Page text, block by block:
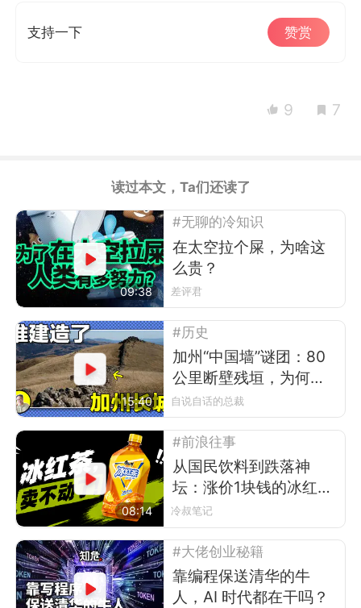
支持一下 赞赏
9 7
读过本文，Ta们还读了
09:38
#无聊的冷知识
在太空拉个屎，为啥这
么贵？
差评君
15:40
#历史
加州“中国墙”谜团：80
公里断壁残垣，为何难
倒考古学家？
自说自话的总裁
08:14
#前浪往事
从国民饮料到跌落神
坛：涨价1块钱的冰红
茶，被年轻人抛弃了
冷叔笔记
#大佬创业秘籍
靠编程保送清华的牛
人，AI 时代都在干吗？